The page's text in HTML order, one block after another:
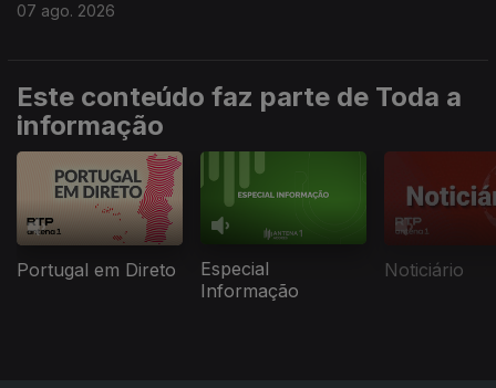
07 ago. 2026
Este conteúdo faz parte de Toda a
informação
Portugal em Direto
Especial
Informação
Noticiário